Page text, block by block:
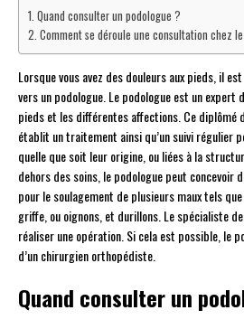
Quand consulter un podologue ?
Comment se déroule une consultation chez
Lorsque vous avez des douleurs aux pieds, il
vers un podologue. Le podologue est un expert
pieds et les différentes affections. Ce diplômé
établit un traitement ainsi qu’un suivi régulier
quelle que soit leur origine, ou liées à la
dehors des soins, le podologue peut concevoir
pour le soulagement de plusieurs maux tels
griffe, ou oignons, et durillons. Le spécialiste
réaliser une opération. Si cela est possible, le
d’un chirurgien orthopédiste.
Quand consulter un